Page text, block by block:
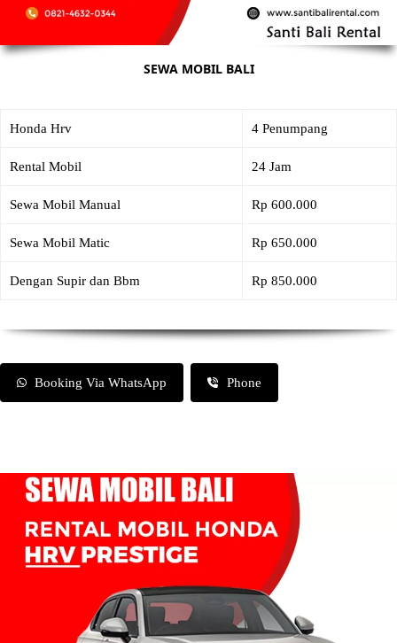
SEWA MOBIL BALI
Honda Hrv 4 Penumpang
Rental Mobil 24 Jam
Sewa Mobil Manual Rp 600.000
Sewa Mobil Matic Rp 650.000
Dengan Supir dan Bbm Rp 850.000
Booking Via WhatsApp Phone